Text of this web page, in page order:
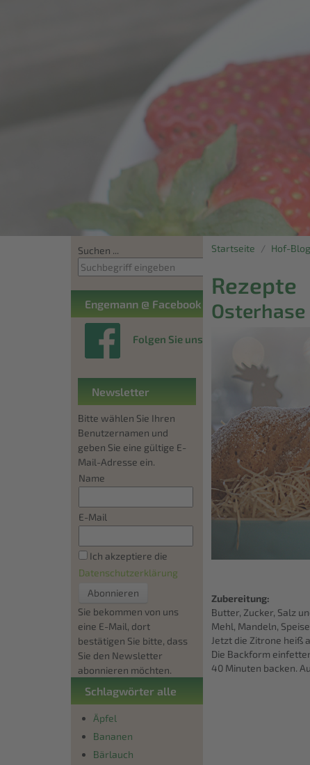
Suchen ...
Engemann @ Facebook
Folgen Sie uns
Newsletter
Bitte wählen Sie Ihren
Benutzernamen und
geben Sie eine gültige E-
Mail-Adresse ein.
Name
E-Mail
Ich akzeptiere die
Datenschutzerklärung
Sie bekommen von uns
eine E-Mail, dort
bestätigen Sie bitte, dass
Sie den Newsletter
abonnieren möchten.
Schlagwörter alle
Äpfel
Bananen
Bärlauch
Startseite Hof-Blog
Rezepte
Osterhase
Zubereitung:
Butter, Zucker, Salz
Mehl, Mandeln,
Jetzt die Zitrone heiß
Die Backform
40 Minuten backen.